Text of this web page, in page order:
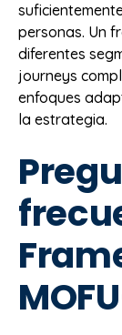
personas. Un
diferentes
journeys
enfoques
la estrategia.